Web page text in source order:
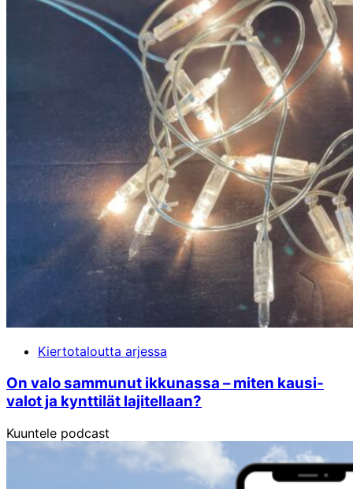
Kiertotaloutta arjessa
On valo sammunut ikkunassa – miten kausi­
valot ja kynttilät lajitellaan?
Kuuntele podcast